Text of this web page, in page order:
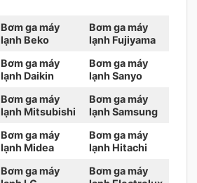
Bơm ga máy
lạnh Beko
Bơm ga máy
lạnh Fujiyama
Bơm ga máy
lạnh Daikin
Bơm ga máy
lạnh Sanyo
Bơm ga máy
lạnh Mitsubishi
Bơm ga máy
lạnh Samsung
Bơm ga máy
lạnh Midea
Bơm ga máy
lạnh Hitachi
Bơm ga máy
Bơm ga máy